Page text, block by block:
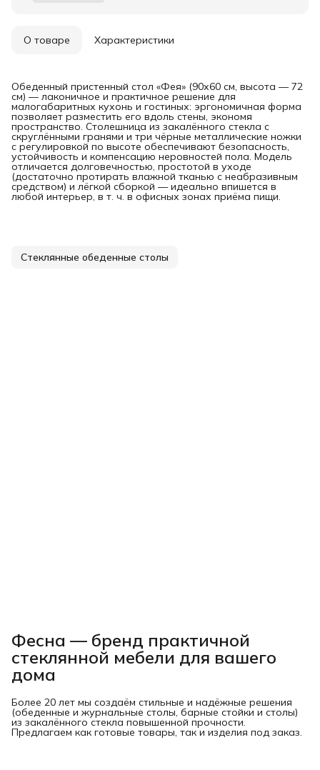
О товаре Характеристики
Обеденный пристенный стол «Фея» (90х60 см, высота — 72
см) — лаконичное и практичное решение для
малогабаритных кухонь и гостиных: эргономичная форма
позволяет разместить его вдоль стены, экономя
пространство. Столешница из закалённого стекла с
скруглёнными гранями и три чёрные металлические ножки
с регулировкой по высоте обеспечивают безопасность,
устойчивость и компенсацию неровностей пола. Модель
отличается долговечностью, простотой в уходе
(достаточно протирать влажной тканью с неабразивным
средством) и лёгкой сборкой — идеально впишется в
любой интерьер, в т. ч. в офисных зонах приёма пищи.
Стеклянные обеденные столы
Фесна — бренд практичной
стеклянной мебели для вашего
дома
Более 20 лет мы создаём стильные и надёжные решения
(обеденные и журнальные столы, барные стойки и столы)
из закалённого стекла повышенной прочности.
Предлагаем как готовые товары, так и изделия под заказ.